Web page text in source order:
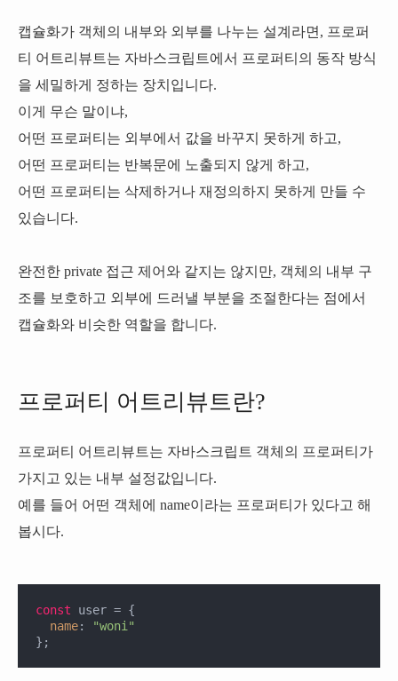
캡슐화가 객체의 내부와 외부를 나누는 설계라면, 프로퍼
티 어트리뷰트는 자바스크립트에서 프로퍼티의 동작 방식
을 세밀하게 정하는 장치입니다.
이게 무슨 말이냐,
어떤 프로퍼티는 외부에서 값을 바꾸지 못하게 하고,
어떤 프로퍼티는 반복문에 노출되지 않게 하고,
어떤 프로퍼티는 삭제하거나 재정의하지 못하게 만들 수
있습니다.
완전한 private 접근 제어와 같지는 않지만, 객체의 내부 구
조를 보호하고 외부에 드러낼 부분을 조절한다는 점에서
캡슐화와 비슷한 역할을 합니다.
프로퍼티 어트리뷰트란?
프로퍼티 어트리뷰트는 자바스크립트 객체의 프로퍼티가
가지고 있는 내부 설정값입니다.
예를 들어 어떤 객체에 name이라는 프로퍼티가 있다고 해
봅시다.
const user = {
name:
"woni"
};